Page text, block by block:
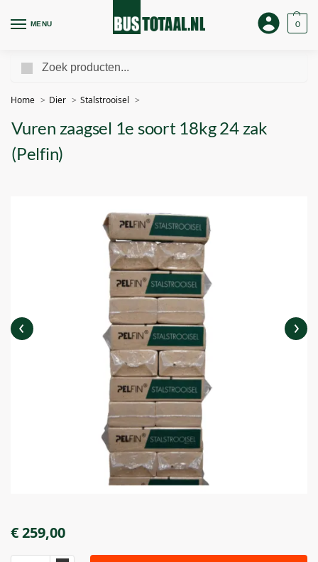
MENU 0
Home Dier Stalstrooisel
Vuren zaagsel 1e soort 18kg 24 zak
(Pelfin)
€259,00